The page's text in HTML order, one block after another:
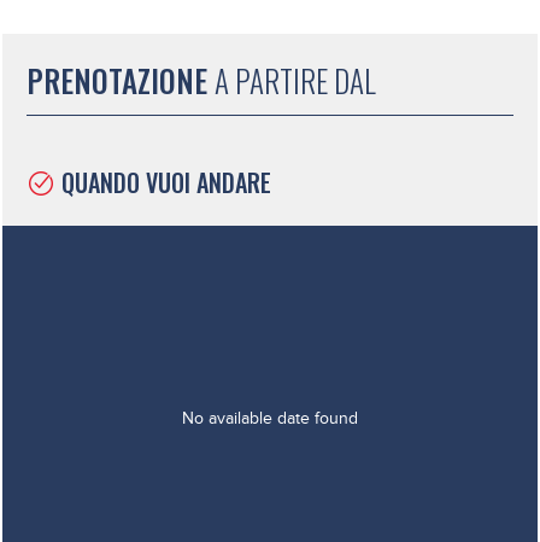
PRENOTAZIONEA PARTIRE DAL
QUANDO VUOI ANDARE
No available date found